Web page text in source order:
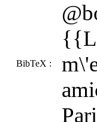
BibTeX :